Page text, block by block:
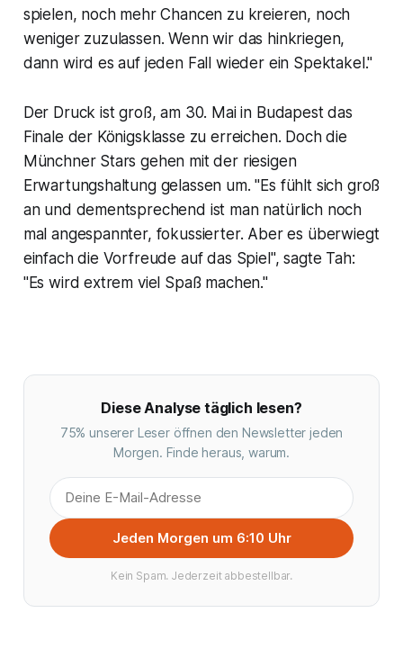
spielen, noch mehr Chancen zu kreieren, noch
weniger zuzulassen. Wenn wir das hinkriegen,
dann wird es auf jeden Fall wieder ein Spektakel."
Der Druck ist groß, am 30. Mai in Budapest das
Finale der Königsklasse zu erreichen. Doch die
Münchner Stars gehen mit der riesigen
Erwartungshaltung gelassen um. "Es fühlt sich groß
an und dementsprechend ist man natürlich noch
mal angespannter, fokussierter. Aber es überwiegt
einfach die Vorfreude auf das Spiel", sagte Tah:
"Es wird extrem viel Spaß machen."
Diese Analyse täglich lesen?
75% unserer Leser öffnen den Newsletter jeden
Morgen. Finde heraus, warum.
Jeden Morgen um 6:10 Uhr
Kein Spam. Jederzeit abbestellbar.